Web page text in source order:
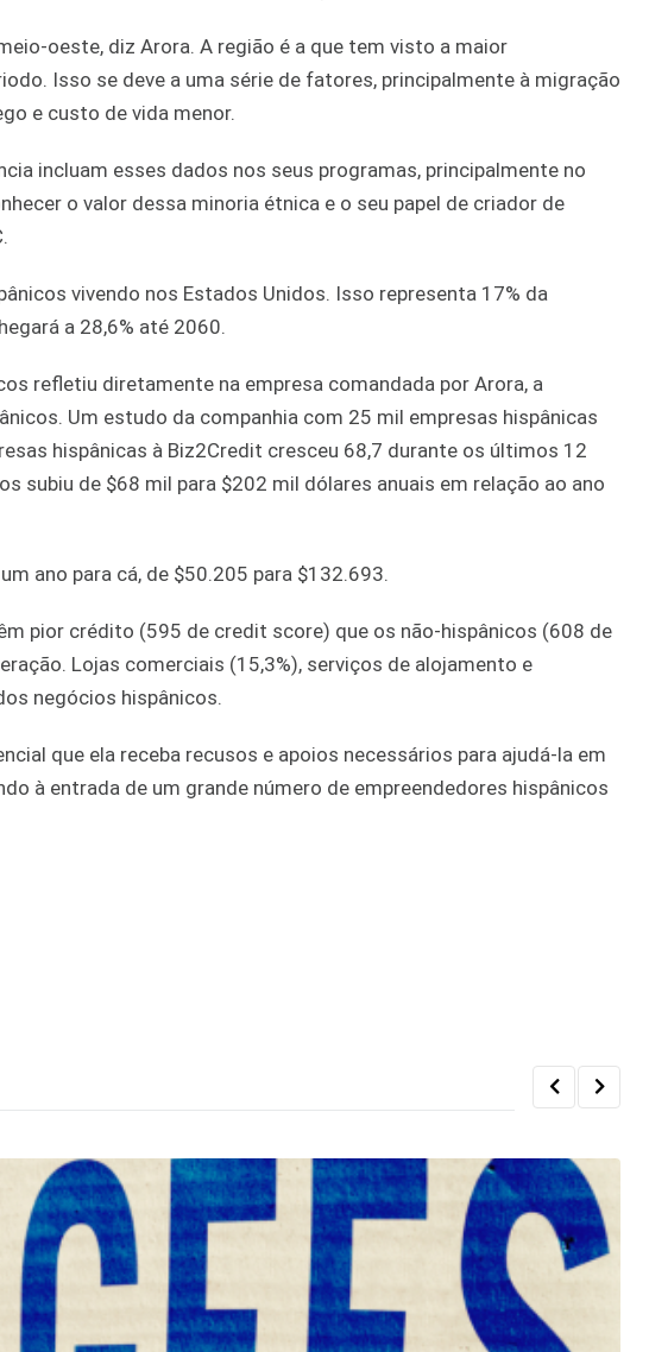
oeste, diz Arora. A região é a que tem visto a maior
Isso se deve a uma série de fatores, principalmente à migração
e custo de vida menor.
incluam esses dados nos seus programas, principalmente no
o valor dessa minoria étnica e o seu papel de criador de
vivendo nos Estados Unidos. Isso representa 17% da
a 28,6% até 2060.
refletiu diretamente na empresa comandada por Arora, a
Um estudo da companhia com 25 mil empresas hispânicas
hispânicas à Biz2Credit cresceu 68,7 durante os últimos 12
subiu de $68 mil para $202 mil dólares anuais em relação ao ano
ano para cá, de $50.205 para $132.693.
pior crédito (595 de credit score) que os não-hispânicos (608 de
Lojas comerciais (15,3%), serviços de alojamento e
negócios hispânicos.
que ela receba recusos e apoios necessários para ajudá-la em
à entrada de um grande número de empreendedores hispânicos